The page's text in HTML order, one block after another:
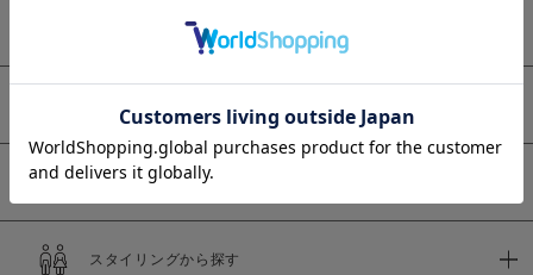
予約商品
スタイリングから探す